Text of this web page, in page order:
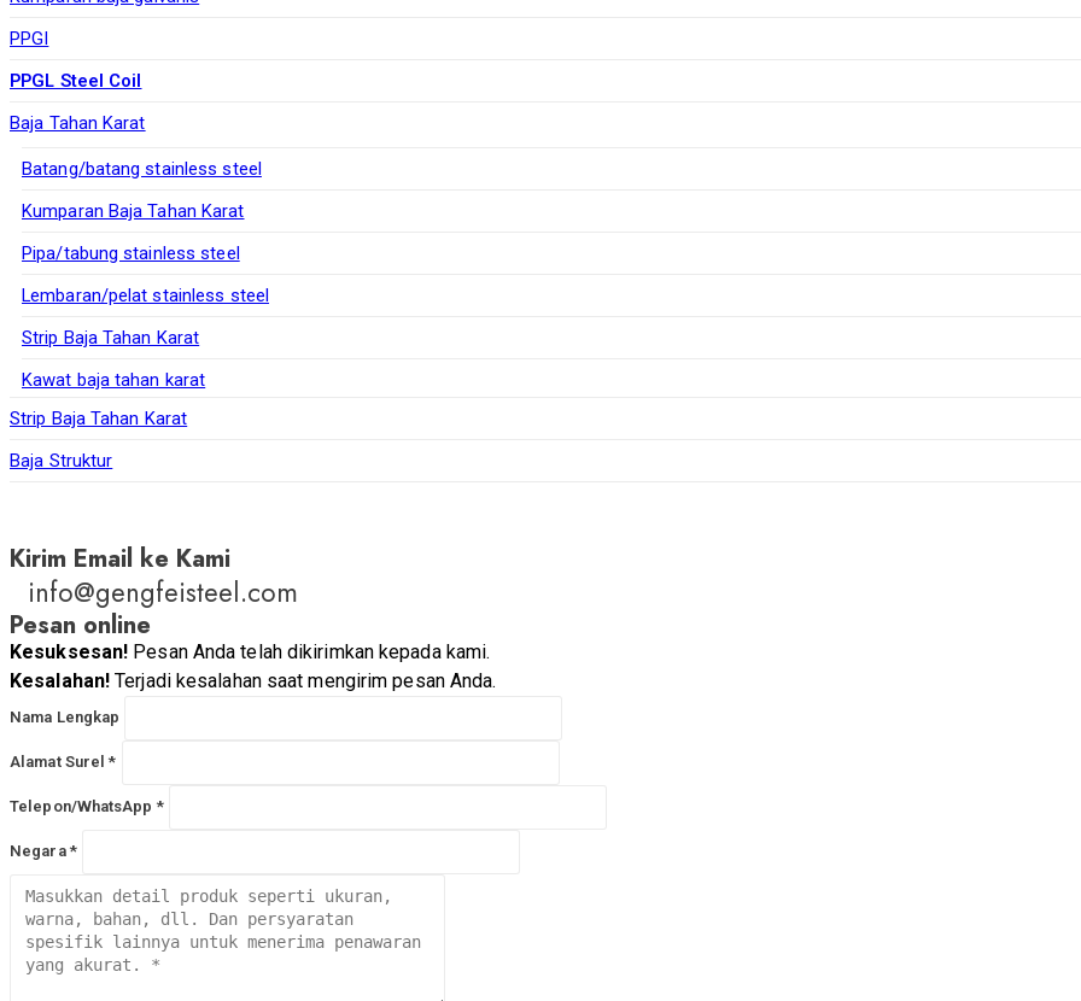
PPGI
PPGL Steel Coil
Baja Tahan Karat
Batang/batang stainless steel
Kumparan Baja Tahan Karat
Pipa/tabung stainless steel
Lembaran/pelat stainless steel
Strip Baja Tahan Karat
Kawat baja tahan karat
Strip Baja Tahan Karat
Baja Struktur
Kirim Email ke Kami
info@gengfeisteel.com
Pesan online
Kesuksesan! Pesan Anda telah dikirimkan kepada kami.
Kesalahan! Terjadi kesalahan saat mengirim pesan Anda.
Nama Lengkap
Alamat Surel *
Telepon/WhatsApp *
Negara *